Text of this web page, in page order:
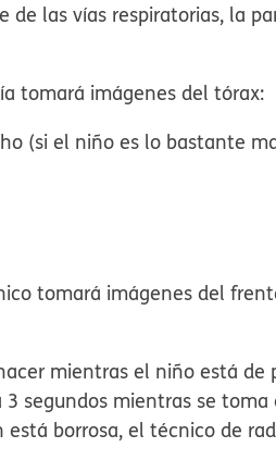
de las vías respiratorias, la
tomará imágenes del tórax:
(si el niño es lo bastante
tomará imágenes del
mientras el niño está de
segundos mientras se
está borrosa, el técnico de